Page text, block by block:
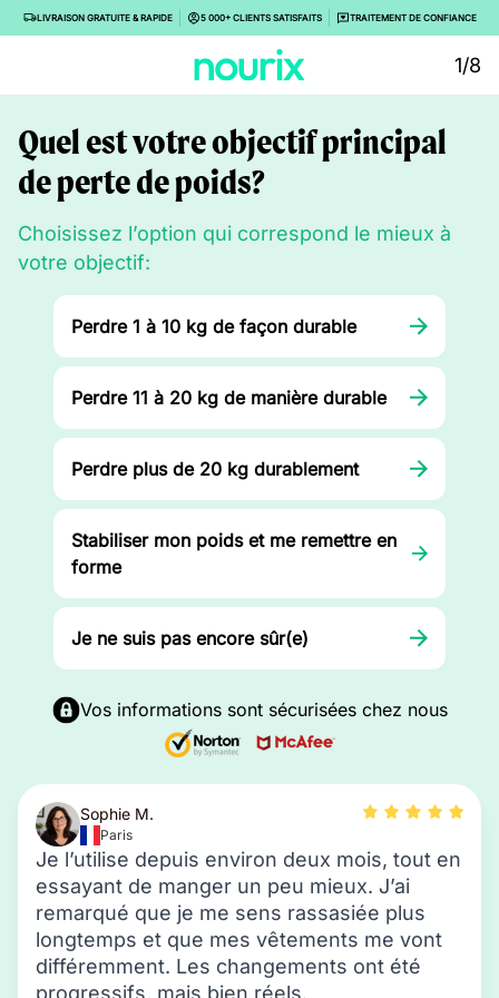
LIVRAISON GRATUITE & RAPIDE 5 000+ CLIENTS SATISFAITS TRAITEMENT DE CONFIANCE
1/8
Quel est votre objectif principal
de perte de poids?
Choisissez l’option qui correspond le mieux à
votre objectif:
Perdre 1 à 10 kg de façon durable
Perdre 11 à 20 kg de manière durable
Perdre plus de 20 kg durablement
Stabiliser mon poids et me remettre en
forme
Je ne suis pas encore sûr(e)
Vos informations sont sécurisées chez nous
Sophie M.
Paris
Je l’utilise depuis environ deux mois, tout en
essayant de manger un peu mieux. J’ai
remarqué que je me sens rassasiée plus
longtemps et que mes vêtements me vont
différemment. Les changements ont été
progressifs, mais bien réels.